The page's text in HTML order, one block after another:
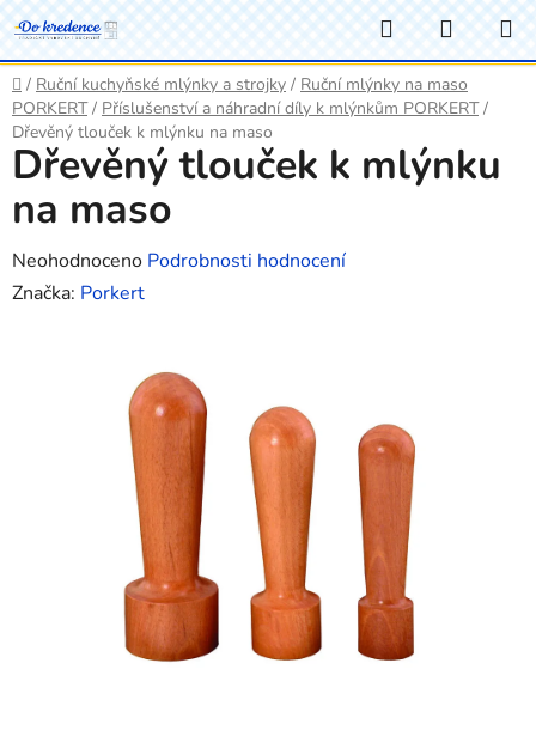
Přejít
na
obsah
Hledat
KOŠÍK
Domů
/ Ruční kuchyňské mlýnky a strojky / Ruční mlýnky na maso
PORKERT / Příslušenství a náhradní díly k mlýnkům PORKERT /
Dřevěný tlouček k mlýnku na maso
Dřevěný tlouček k mlýnku
na maso
Průměrné
hodnocení
Neohodnoceno Podrobnosti hodnocení
Značka: Porkert